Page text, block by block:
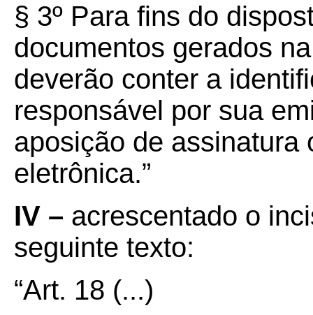
§ 3º Para fins do
documentos gerados
deverão conter a
responsável por sua
aposição de assinatura
eletrônica.”
IV – acrescentado o
seguinte texto:
“Art. 18 (...)